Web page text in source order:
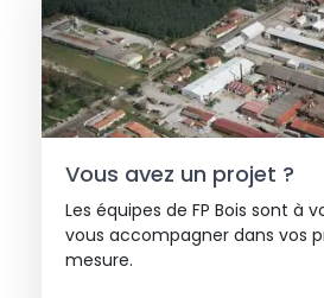
Vous avez un projet ?
Les équipes de FP Bois sont à
vous accompagner dans vos
mesure.